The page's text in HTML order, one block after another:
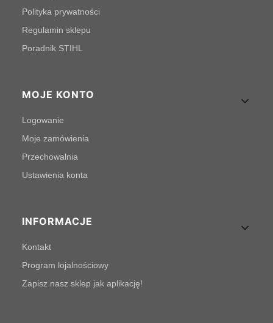
Polityka prywatności
Regulamin sklepu
Poradnik STIHL
MOJE KONTO
Logowanie
Moje zamówienia
Przechowalnia
Ustawienia konta
INFORMACJE
Kontakt
Program lojalnościowy
Zapisz nasz sklep jak aplikację!